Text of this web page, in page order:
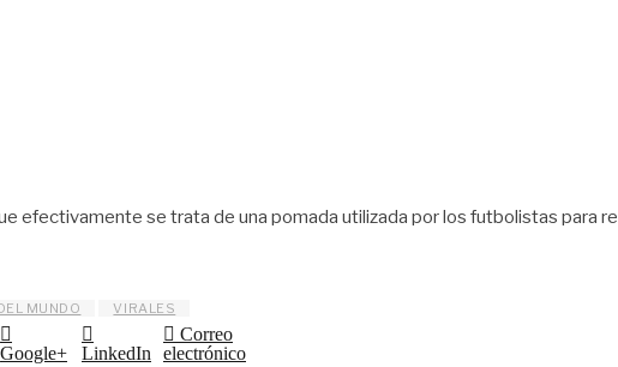
efectivamente se trata de una pomada utilizada por los futbolistas para
MUNDO VIRALES
Google+ LinkedIn
Correo
electrónico